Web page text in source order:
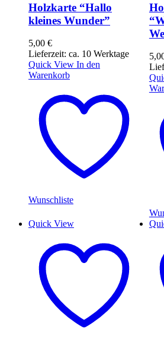
Holzkarte “Hallo
kleines Wunder”
5,00 €
Lieferzeit: ca. 10 Werktage
Quick View In den
Warenkorb
Wunschliste
Quick View